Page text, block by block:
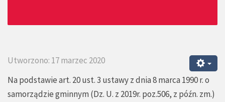
Utworzono: 17 marzec 2020
Na podstawie art. 20 ust. 3 ustawy z dnia 8 marca 1990 r. o
samorządzie gminnym (Dz. U. z 2019r. poz.506, z późn. zm.)